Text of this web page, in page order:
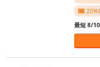
最短 8/10